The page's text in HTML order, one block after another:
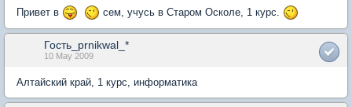
Привет в сем, учусь в Старом Осколе, 1 курс.
Гость_prnikwal_*
10 May 2009
Алтайский край, 1 курс, информатика